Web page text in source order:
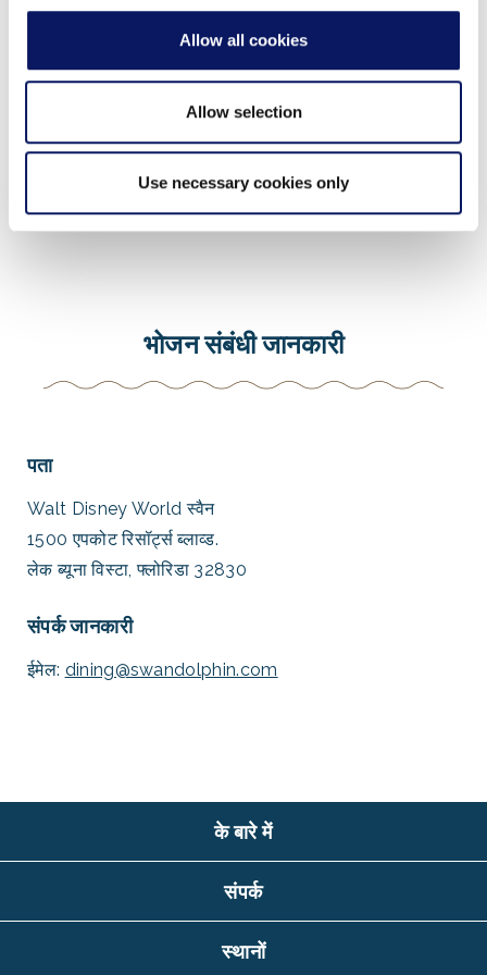
Allow all cookies
Allow selection
Use necessary cookies only
360° फोटो
भोजन संबंधी जानकारी
पता
Walt Disney World स्वैन
1500 एपकोट रिसॉर्ट्स ब्लाव्ड.
लेक ब्यूना विस्टा, फ्लोरिडा 32830
संपर्क जानकारी
ईमेल: dining@swandolphin.com
के बारे में
संपर्क
स्थानों